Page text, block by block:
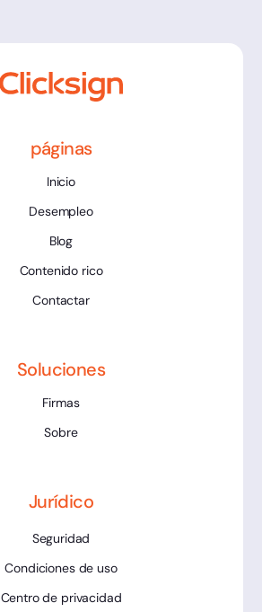
páginas
Inicio
Desempleo
Blog
Contenido rico
Contactar
Soluciones
Firmas
Sobre
Jurídico
Seguridad
Condiciones de uso
Centro de privacidad